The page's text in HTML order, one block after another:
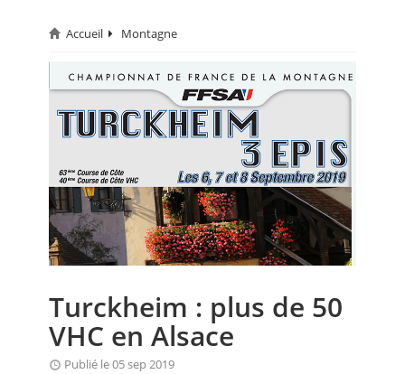
CIRCUIT
RALLYE
MONTAGNE
CALENDRIER
FOCUS
ANNUAIRES
PETITES ANNONCES
Accueil Montagne
Turckheim : plus de 50
VHC en Alsace
Publié le 05 sep 2019